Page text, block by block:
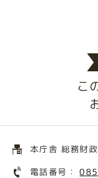
こ
本庁舎 総務財
電話番号：